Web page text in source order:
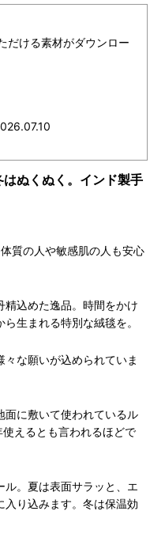
だける素材がダウンロー
ぬくぬく。インド製手
質の人や敏感肌の人も安心
精込めた逸品。時間をかけ
生まれる特別な絨毯を。
な願いが込められていま
面に敷いて使われているル
えるとも言われるほどで
ル。夏は表面サラッと、エ
入り込みます。冬は保温効